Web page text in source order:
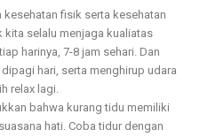
fisik serta kesehatan
kita selalu menjaga kualiatas
harinya, 7-8 jam sehari. Dan
hari, serta menghirup udara
relax lagi.
bahwa kurang tidu memiliki
hati. Coba tidur dengan